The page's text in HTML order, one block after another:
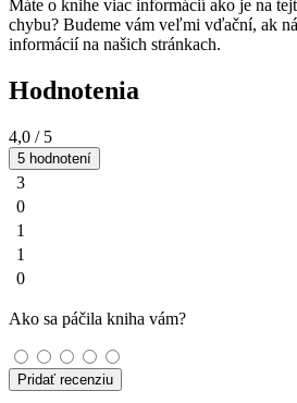
Máte o knihe viac informácií ako je na
chybu? Budeme vám veľmi vďační, ak
informácií na našich stránkach.
Hodnotenia
4,0 / 5
5 hodnotení
3
0
1
1
0
Ako sa páčila kniha vám?
Pridať recenziu